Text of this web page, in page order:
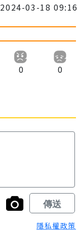
03-18 09:16
0 0
隱私權政策